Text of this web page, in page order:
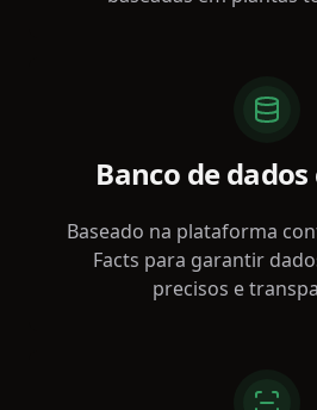
Banco de
Baseado na plataforma
Facts para garantir
precisos e